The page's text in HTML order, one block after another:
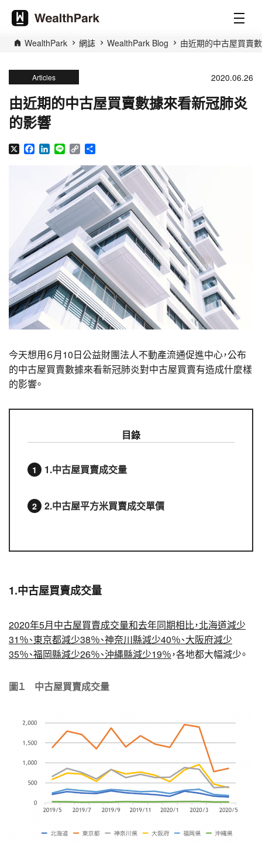
WealthPark 網誌 WealthPark Blog 由近期的中古屋買賣
Articles 2020.06.26
由近期的中古屋買賣數據來看新冠肺炎
的影響
X Facebook
LinkedIn
Line Copy
今天想用６月10日公益財團法人不動產流通促進中心，公布
的中古屋買賣數據來看新冠肺炎對中古屋買賣有造成什麼樣
的影響。
目錄
1.中古屋買賣成交量
2.中古屋平方米買賣成交單價
1.中古屋買賣成交量
2020年5月中古屋買賣成交量和去年同期相比，北海道減少
31％、東京都減少38％、神奈川縣減少40％、大阪府減少
35％、福岡縣減少26％、沖縄縣減少19％，各地都大幅減少。
圖１ 中古屋買賣成交量